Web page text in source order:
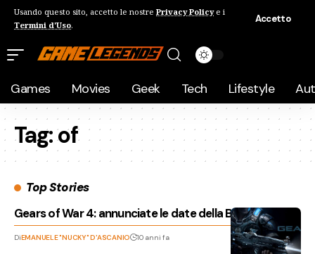
Usando questo sito, accetto le nostre Privacy Policye i
Termini d'Uso.
Accetto
Games Movies Geek Tech Lifestyle
Tag:of
Top Stories
Gears of War 4: annunciate le date della Beta!
DiEMANUELE "NUCKY" D'ASCANIO 10 anni fa